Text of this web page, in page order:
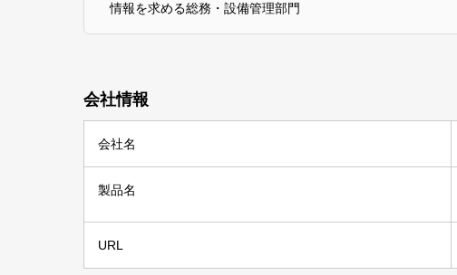
情報を求める総務・設備管理部門
会社情報
会社名
製品名
URL